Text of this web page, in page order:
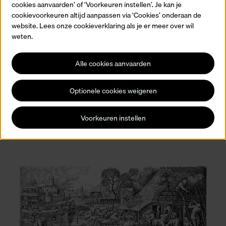
i
cookies aanvaarden’ of ‘Voorkeuren instellen’. Je kan je
cookievoorkeuren altijd aanpassen via ‘Cookies’ onderaan de
website. Lees onze cookieverklaring als je er meer over wil
weten.
Alle cookies aanvaarden
Optionele cookies weigeren
Voorkeuren instellen